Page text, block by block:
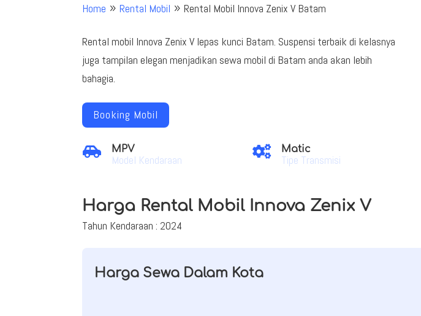
Home 9 Rental Mobil 9 Rental Mobil Innova Zenix V Batam
Rental mobil Innova Zenix V lepas kunci Batam. Suspensi terbaik di kelasnya
juga tampilan elegan menjadikan sewa mobil di Batam anda akan lebih
bahagia.
Booking Mobil
 MPV
Model Kendaraan
 Matic
Tipe Transmisi
Harga Rental Mobil Innova Zenix V
Tahun Kendaraan : 2024
Harga Sewa Dalam Kota